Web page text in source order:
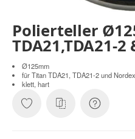
Polierteller
TDA21,TDA21-
Ø125mm
für Titan TDA21, TDA21-2 und
klett, hart